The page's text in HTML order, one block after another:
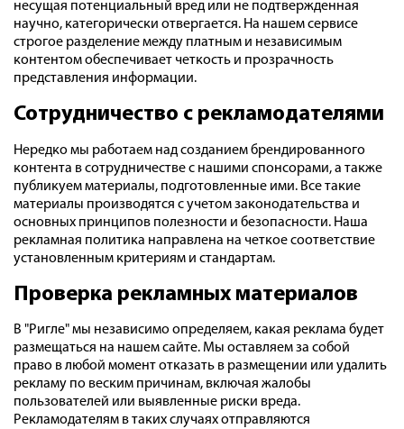
несущая потенциальный вред или не подтвержденная
научно, категорически отвергается. На нашем сервисе
строгое разделение между платным и независимым
контентом обеспечивает четкость и прозрачность
представления информации.
Сотрудничество с рекламодателями
Нередко мы работаем над созданием брендированного
контента в сотрудничестве с нашими спонсорами, а также
публикуем материалы, подготовленные ими. Все такие
материалы производятся с учетом законодательства и
основных принципов полезности и безопасности. Наша
рекламная политика направлена на четкое соответствие
установленным критериям и стандартам.
Проверка рекламных материалов
В "Ригле" мы независимо определяем, какая реклама будет
размещаться на нашем сайте. Мы оставляем за собой
право в любой момент отказать в размещении или удалить
рекламу по веским причинам, включая жалобы
пользователей или выявленные риски вреда.
Рекламодателям в таких случаях отправляются